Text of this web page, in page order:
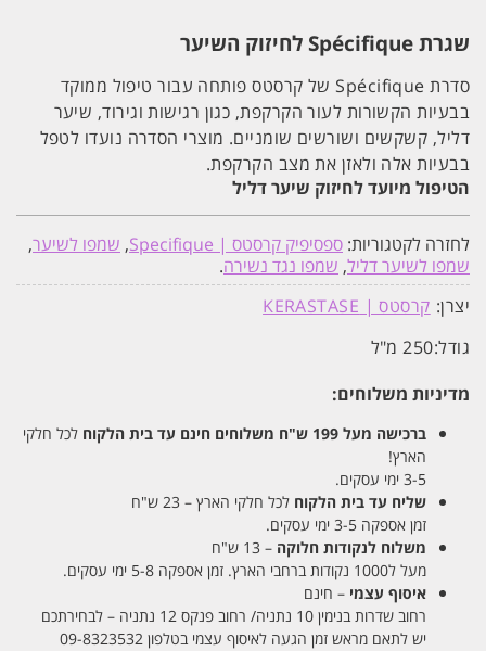
שגרת Spécifique לחיזוק השיער
סדרת Spécifique של קרסטס פותחה עבור טיפול ממוקד
בבעיות הקשורות לעור הקרקפת, כגון רגישות וגירוד, שיער
דליל, קשקשים ושורשים שומניים. מוצרי הסדרה נועדו לטפל
בבעיות אלה ולאזן את מצב הקרקפת.
הטיפול מיועד לחיזוק שיער דליל
לחזרה לקטגוריות: ספסיפיק קרסטס | Specifique , שמפו לשיער,
שמפו לשיער דליל, שמפו נגד נשירה.
יצרן: קרסטס | KERASTASE
גודל:250 מ"ל
מדיניות משלוחים:
ברכישה מעל 199 ש"ח משלוחים חינם עד בית הלקוח לכל חלקי
הארץ!
3-5 ימי עסקים.
שליח עד בית הלקוח לכל חלקי הארץ – 23 ש"ח
זמן אספקה 3-5 ימי עסקים.
משלוח לנקודות חלוקה – 13 ש"ח
מעל ל1000 נקודות ברחבי הארץ. זמן אספקה 5-8 ימי עסקים.
איסוף עצמי – חינם
רחוב שדרות בנימין 10 נתניה/ רחוב פנקס 12 נתניה – לבחירתכם
יש לתאם מראש זמן הגעה לאיסוף עצמי בטלפון 09-8323532